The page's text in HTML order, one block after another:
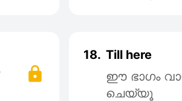
18. Till here
ഈ ഭാഗം
ചെയ്യൂ